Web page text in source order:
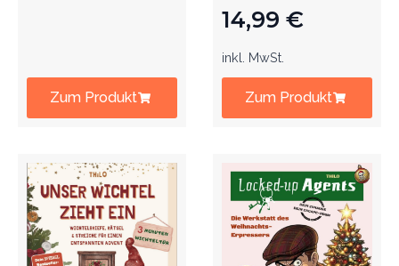
Zum Produkt
14,99 €
inkl. MwSt.
Zum Produkt